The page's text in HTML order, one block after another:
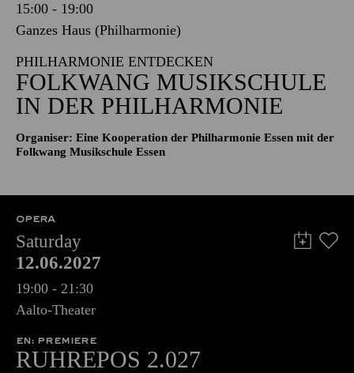
15:00 - 19:00
Ganzes Haus (Philharmonie)
PHILHARMONIE ENTDECKEN
FOLKWANG MUSIKSCHULE
IN DER PHILHARMONIE
Organiser: Eine Kooperation der Philharmonie Essen mit der
Folkwang Musikschule Essen
OPERA
Saturday
12.06.2027
19:00 - 21:30
Aalto-Theater
EN: PREMIERE
RUHREPOS 2.027